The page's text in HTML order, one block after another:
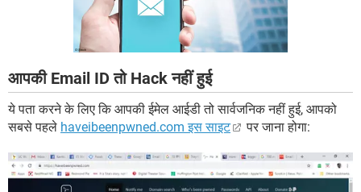
आपकी Email ID तो Hack नहीं हुई
ये पता करने के लिए कि आपकी ईमेल आईडी तो सार्वजनिक नहीं हुई, आपको
सबसे पहले haveibeenpwned.com इस साइट पर जाना होगा: